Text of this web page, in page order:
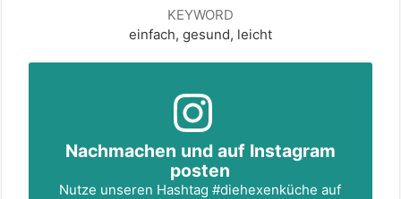
KEYWORD
einfach, gesund, leicht
Nachmachen und auf Instagram
posten
Nutze unseren Hashtag#diehexenküche auf